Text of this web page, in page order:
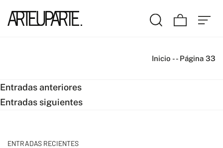
Inicio -- Página 33
Navegación
de
Entradas anteriores
Entradas siguientes
ENTRADAS RECIENTES